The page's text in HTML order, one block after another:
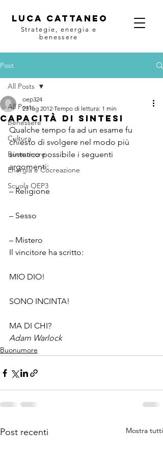
Luca Cattaneo
Strategie, energia e
benessere
Post
All Posts
Benessere
Cultura
Buonumore
Energia e Cocreazione
Scuola OEP3
All Posts
Capacità di Sintesi
oep324
23 lug 2012 Tempo di lettura: 1 min
Qualche tempo fa ad un esame fu
chiesto di svolgere nel modo più
sintetico possibile i seguenti
argomenti:
– Religione
– Sesso
– Mistero
Il vincitore ha scritto:
MIO DIO!
SONO INCINTA!
MA DI CHI?
Adam Warlock
Buonumore
Post recenti Mostra tutti